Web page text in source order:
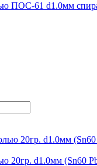
ПОС-61 d1.0мм
20гр. d1.0мм (Sn60